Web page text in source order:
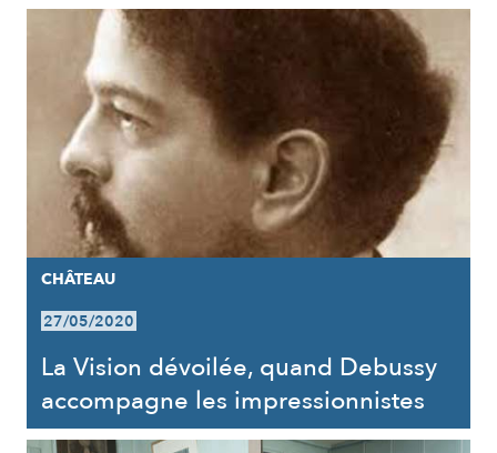
CHÂTEAU
27/05/2020
La Vision dévoilée, quand Debussy
accompagne les impressionnistes